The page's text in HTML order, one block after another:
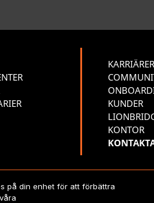
KARRIÄRER
KUNDER
KONTOR
Lionbridge Technologies, LLC. Alla
på din enhet för att förbättra